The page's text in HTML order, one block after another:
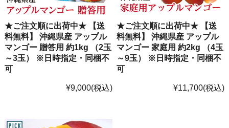
★ご注文順に出荷中★ 【送
料無料】 沖縄県産 アップル
マンゴー 贈答用 約1kg （2玉
～3玉） ※日時指定・同梱不
可
¥9,000(税込)
★ご注文順に出荷中★ 【送
料無料】 沖縄県産 アップル
マンゴー 家庭用 約2kg （4玉
～9玉） ※日時指定・同梱不
可
¥11,700(税込)